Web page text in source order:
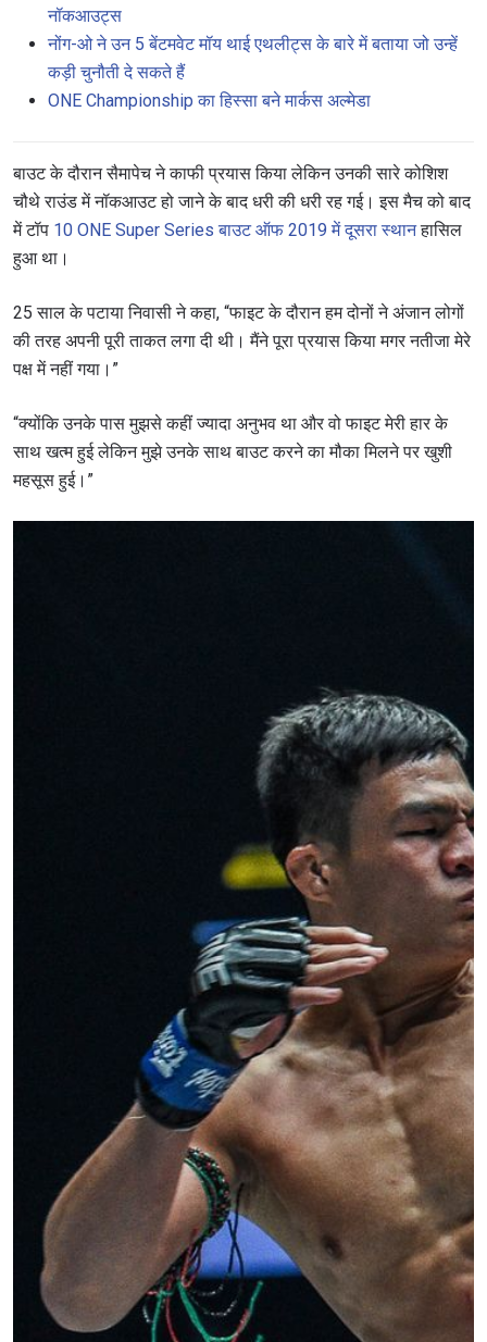
नॉकआउट्स
नोंग-ओ ने उन 5 बेंटमवेट मॉय थाई एथलीट्स के बारे में बताया जो उन्हें
कड़ी चुनौती दे सकते हैं
ONE Championship का हिस्सा बने मार्कस अल्मेडा
बाउट के दौरान सैमापेच ने काफी प्रयास किया लेकिन उनकी सारे कोशिश
चौथे राउंड में नॉकआउट हो जाने के बाद धरी की धरी रह गई। इस मैच को बाद
में टॉप 10 ONE Super Series बाउट ऑफ 2019 में दूसरा स्थानहासिल
हुआ था।
25 साल के पटाया निवासी ने कहा, “फाइट के दौरान हम दोनों ने अंजान लोगों
की तरह अपनी पूरी ताकत लगा दी थी। मैंने पूरा प्रयास किया मगर नतीजा मेरे
पक्ष में नहीं गया।”
“क्योंकि उनके पास मुझसे कहीं ज्यादा अनुभव था और वो फाइट मेरी हार के
साथ खत्म हुई लेकिन मुझे उनके साथ बाउट करने का मौका मिलने पर खुशी
महसूस हुई।”